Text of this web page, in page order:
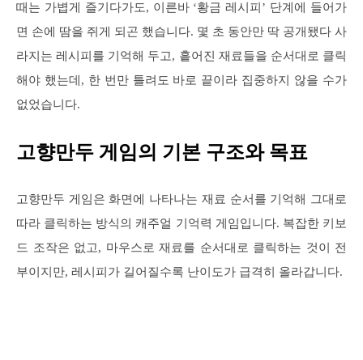
때는 가볍게 즐기다가도, 이른바 ‘황금 레시피’ 단계에 들어가
면 손에 땀을 쥐게 되곤 했습니다. 몇 초 동안만 딱 공개됐다 사
라지는 레시피를 기억해 두고, 흩어진 재료들을 순서대로 클릭
해야 했는데, 한 번만 틀려도 바로 끝이라 집중하지 않을 수가
없었습니다.
고향만두 게임의 기본 구조와 목표
고향만두 게임은 화면에 나타나는 재료 순서를 기억해 그대로
따라 클릭하는 방식의 캐주얼 기억력 게임입니다. 복잡한 키보
드 조작은 없고, 마우스로 재료를 순서대로 클릭하는 것이 전
부이지만, 레시피가 길어질수록 난이도가 급격히 올라갑니다.